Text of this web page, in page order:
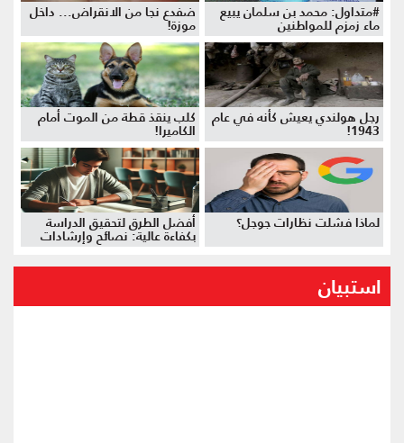
#متداول: محمد بن سلمان يبيع
ماء زمزم للمواطنين
ضفدع نجا من الانقراض... داخل
موزة!
رجل هولندي يعيش كأنه في عام
1943!
كلب ينقذ قطة من الموت أمام
الكاميرا!
لماذا فشلت نظارات جوجل؟ أفضل الطرق لتحقيق الدراسة
بكفاءة عالية: نصائح وإرشادات
استبيان